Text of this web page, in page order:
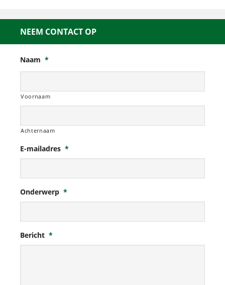
NEEM CONTACT OP
Naam *
Voornaam
Achternaam
E-mailadres *
Onderwerp *
Bericht *